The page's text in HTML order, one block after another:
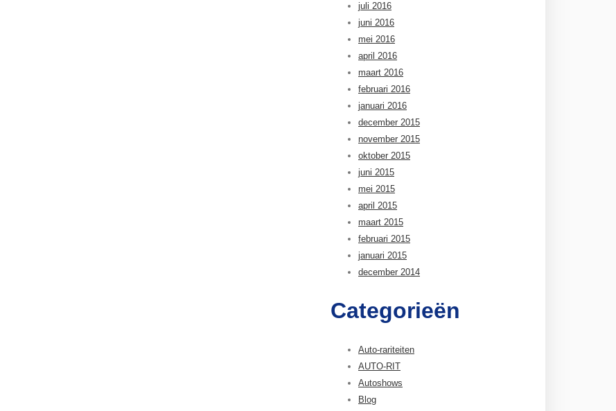
juli 2016
juni 2016
mei 2016
april 2016
maart 2016
februari 2016
januari 2016
december 2015
november 2015
oktober 2015
juni 2015
mei 2015
april 2015
maart 2015
februari 2015
januari 2015
december 2014
Categorieën
Auto-rariteiten
AUTO-RIT
Autoshows
Blog